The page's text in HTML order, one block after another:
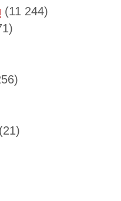
(11 244)